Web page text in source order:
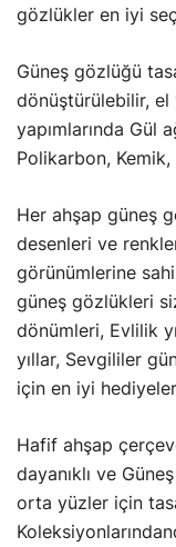
gözlükler en iyi
Güneş gözlüğü
dönüştürülebilir, el
yapımlarında Gül
Polikarbon, Kemik,
Her ahşap güneş
desenleri ve
görünümlerine
güneş gözlükleri
dönümleri, Evlilik
yıllar, Sevgililer
için en iyi
Hafif ahşap
dayanıklı ve
orta yüzler için